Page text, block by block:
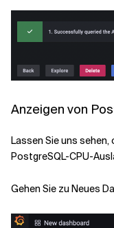
Anzeigen von
Lassen Sie uns
PostgreSQL-CPU-
Gehen Sie zu Neues